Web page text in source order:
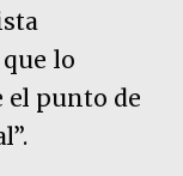
lo
el punto de